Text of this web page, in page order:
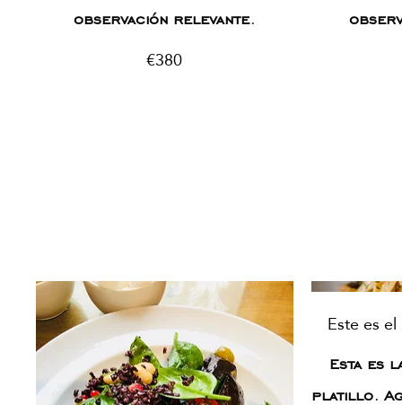
observación relevante.
€380
Este es
Esta es
platillo.